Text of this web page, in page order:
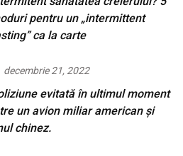
pentru un „intermittent
ca la carte
decembrie 21, 2022
evitată în ultimul moment
un avion miliar american şi
chinez.